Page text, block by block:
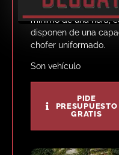
traslados en limusina
mínimo de una hora,
disponen de una
chofer uniformado.
Son vehículo
PIDE
PRESUPUESTO
GRATIS